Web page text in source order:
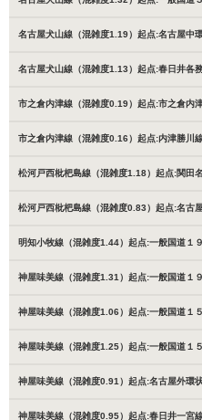
名古屋犬山線（混雑度1.19）起点:名古屋中
名古屋犬山線（混雑度1.13）起点:春日井各
市之倉内津線（混雑度0.19）起点:市之倉内
市之倉内津線（混雑度0.16）起点:内津勝川
松河戸西枇杷島線（混雑度1.18）起点:関田
松河戸西枇杷島線（混雑度0.83）起点:名古
明知小牧線（混雑度1.44）起点:一般国道１
神屋味美線（混雑度1.31）起点:一般国道１
神屋味美線（混雑度1.06）起点:一般国道１
神屋味美線（混雑度1.25）起点:一般国道１
神屋味美線（混雑度0.91）起点:名古屋外環
神屋味美線（混雑度0.95）起点:春日井一宮